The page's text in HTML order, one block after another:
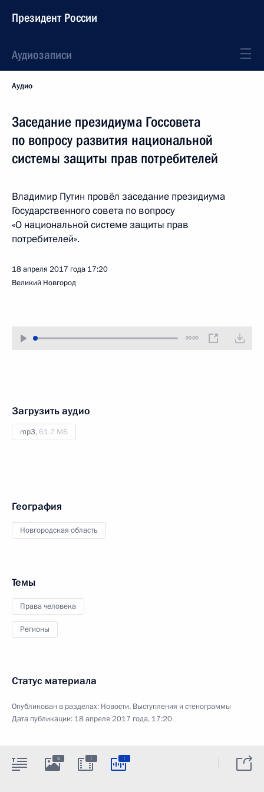
Президент России
Аудиозаписи
Аудио
Заседание президиума Госсовета
по вопросу развития национальной
системы защиты прав потребителей
Владимир Путин провёл заседание президиума
Государственного совета по вопросу
«О национальной системе защиты прав
потребителей».
18 апреля 2017 года 17:20
Великий Новгород
00:00
Загрузить аудио
mp3,61.7 МБ
География
Новгородская область
Темы
Права человека
Регионы
Статус материала
Опубликован в разделах: Новости, Выступления и стенограммы
Дата публикации: 18 апреля 2017 года, 17:20
5 : :